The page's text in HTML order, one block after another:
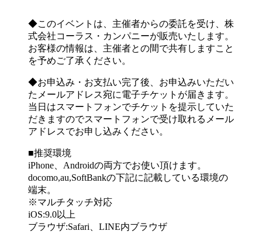
◆このイベントは、主催者からの委託を受け、株
式会社コーラス・カンパニーが販売いたします。
お客様の情報は、主催者との間で共有しますこと
を予めご了承ください。
◆お申込み・お支払い完了後、お申込みいただい
たメールアドレス宛に電子チケットが届きます。
当日はスマートフォンでチケットを提示していた
だきますのでスマートフォンで受け取れるメール
アドレスでお申し込みください。
■推奨環境
iPhone、Androidの両方でお使い頂けます。
docomo,au,SoftBankの下記に記載している環境の
端末。
※マルチタッチ対応
iOS:9.0以上
ブラウザ:Safari、LINE内ブラウザ